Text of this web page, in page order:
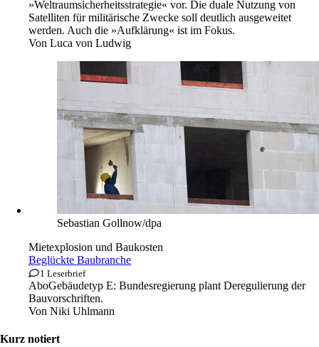
»Weltraumsicherheitsstrategie« vor. Die duale Nutzung von
Satelliten für militärische Zwecke soll deutlich ausgeweitet
werden. Auch die »Aufklärung« ist im Fokus.
Von Luca von Ludwig
Sebastian Gollnow/dpa
Mietexplosion und Baukosten
Beglückte Baubranche
1 Leserbrief
AboGebäudetyp E: Bundesregierung plant Deregulierung der
Bauvorschriften.
Von Niki Uhlmann
Kurz notiert